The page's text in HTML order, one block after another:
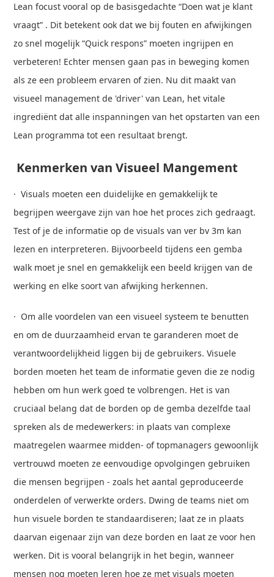
Lean focust vooral op de basisgedachte “Doen wat je klant
vraagt” . Dit betekent ook dat we bij fouten en afwijkingen
zo snel mogelijk “Quick respons” moeten ingrijpen en
verbeteren! Echter mensen gaan pas in beweging komen
als ze een probleem ervaren of zien. Nu dit maakt van
visueel management de 'driver' van Lean, het vitale
ingrediënt dat alle inspanningen van het opstarten van een
Lean programma tot een resultaat brengt.
Kenmerken van Visueel Mangement
· Visuals moeten een duidelijke en gemakkelijk te
begrijpen weergave zijn van hoe het proces zich gedraagt.
Test of je de informatie op de visuals van ver bv 3m kan
lezen en interpreteren. Bijvoorbeeld tijdens een gemba
walk moet je snel en gemakkelijk een beeld krijgen van de
werking en elke soort van afwijking herkennen.
· Om alle voordelen van een visueel systeem te benutten
en om de duurzaamheid ervan te garanderen moet de
verantwoordelijkheid liggen bij de gebruikers. Visuele
borden moeten het team de informatie geven die ze nodig
hebben om hun werk goed te volbrengen. Het is van
cruciaal belang dat de borden op de gemba dezelfde taal
spreken als de medewerkers: in plaats van complexe
maatregelen waarmee midden- of topmanagers gewoonlijk
vertrouwd moeten ze eenvoudige opvolgingen gebruiken
die mensen begrijpen - zoals het aantal geproduceerde
onderdelen of verwerkte orders. Dwing de teams niet om
hun visuele borden te standaardiseren; laat ze in plaats
daarvan eigenaar zijn van deze borden en laat ze voor hen
werken. Dit is vooral belangrijk in het begin, wanneer
mensen nog moeten leren hoe ze met visuals moeten